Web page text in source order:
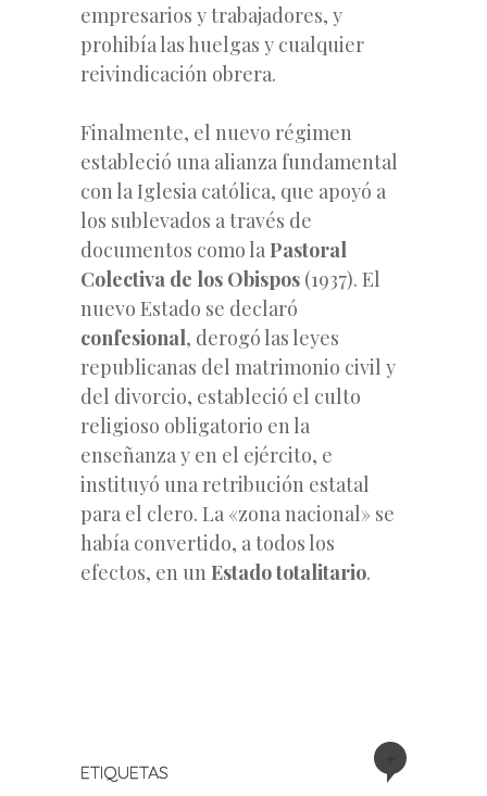
empresarios y trabajadores, y
prohibía las huelgas y cualquier
reivindicación obrera.
Finalmente, el nuevo régimen
estableció una alianza fundamental
con la Iglesia católica, que apoyó a
los sublevados a través de
documentos como la Pastoral
Colectiva de los Obispos (1937). El
nuevo Estado se declaró
confesional, derogó las leyes
republicanas del matrimonio civil y
del divorcio, estableció el culto
religioso obligatorio en la
enseñanza y en el ejército, e
instituyó una retribución estatal
para el clero. La «zona nacional» se
había convertido, a todos los
efectos, en un Estado totalitario.
ETIQUETAS